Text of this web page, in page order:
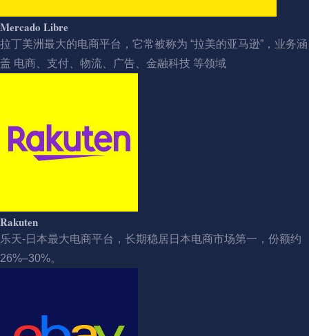
Mercado Libre
拉丁美洲最大的电商平台，它常被称为 “拉美的亚马逊”，业务涵
盖 电商、支付、物流、广告、金融科技 等领域
Rakuten
乐天-日本最大电商平台，长期稳居日本电商市场第一，份额约
26%–30%。